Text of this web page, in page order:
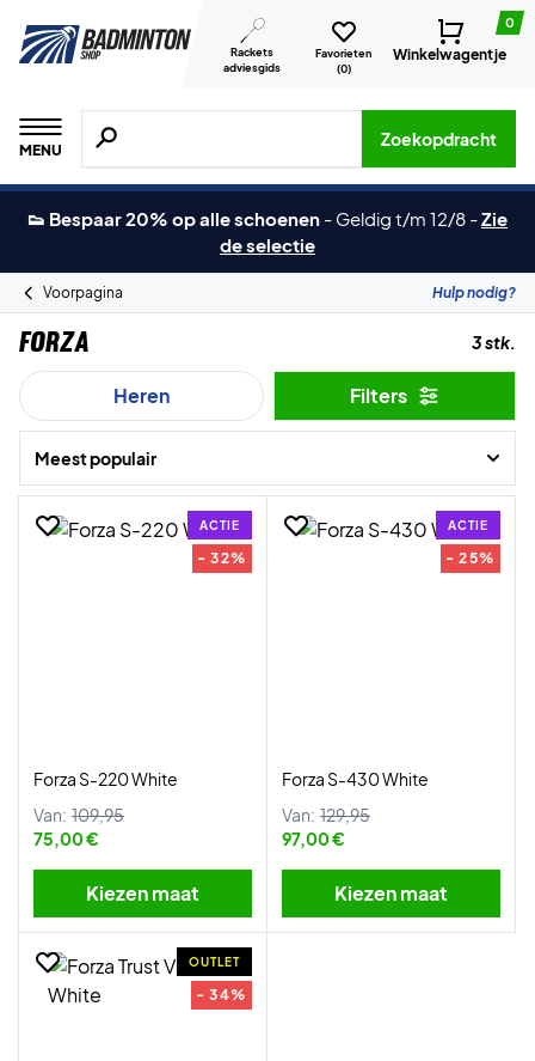
Rackets
adviesgids
Favorieten
(0)
0
Winkelwagentje
MENU
Zoeken naar producten, merken etc.
Zoekopdracht
👟 Bespaar 20% op alle schoenen - Geldig t/m 12/8 -Zie
de selectie
Voorpagina Hulp nodig?
Forza 3 stk.
Heren Filters
Meest populair
ACTIE
- 32%
Forza S-220 White
Van: 109,95
75,00 €
Kiezen maat
ACTIE
- 25%
Forza S-430 White
Van: 129,95
97,00 €
Kiezen maat
OUTLET
- 34%